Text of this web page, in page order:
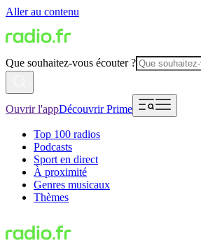
Aller au contenu
Que souhaitez-vous écouter ?
Ouvrir l'appDécouvrir Prime
Top 100 radios
Podcasts
Sport en direct
À proximité
Genres musicaux
Thèmes